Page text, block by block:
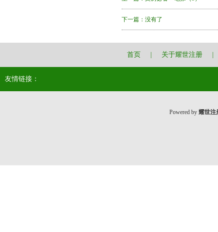
下一篇：没有了
首页 关于耀世注册
友情链接：
Powered by 耀世注